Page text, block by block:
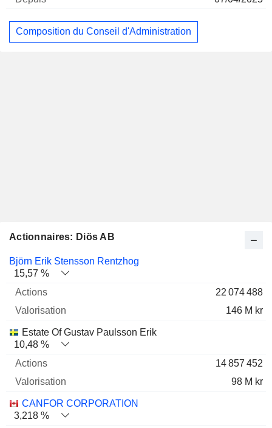
Composition du Conseil d'Administration
Actionnaires: Diös AB
Nom Actions % Valorisation
Björn Erik Stensson Rentzhog
15,57 %
22 074 488
146 M kr
Estate Of Gustav Paulsson Erik
10,48 %
14 857 452
98 M kr
CANFOR CORPORATION
3,218 %